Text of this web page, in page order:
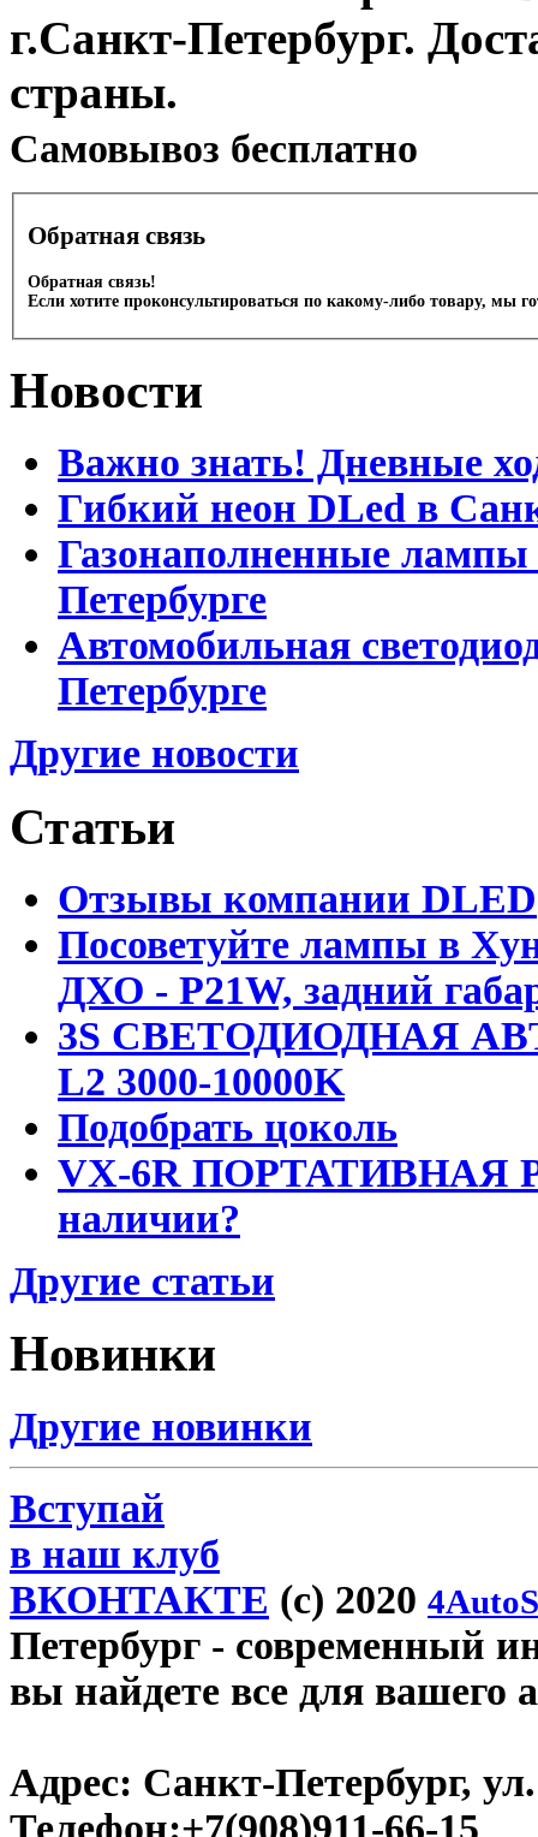
г.Санкт-Петербург.
страны.
Cамовывоз бесплатно
Обратная связь
Обратная связь!
Если хотите проконсультироваться по какому-либо товару, мы
Новости
Важно знать! Дневные
Гибкий неон DLed в
Газонаполненные
Петербурге
Автомобильная
Петербурге
Другие новости
Статьи
Отзывы компании DLED
Посоветуйте лампы в
ДХО - P21W, задний
3S СВЕТОДИОДНАЯ
L2 3000-10000K
Подобрать цоколь
VX-6R ПОРТАТИВНАЯ
наличии?
Другие статьи
Новинки
Другие новинки
Вступай
в наш клуб
ВКОНТАКТЕ (c) 2020
Петербург - современный
вы найдете все для вашего
Адрес: Санкт-Петербург,
Телефон:+7(908)911-66-15